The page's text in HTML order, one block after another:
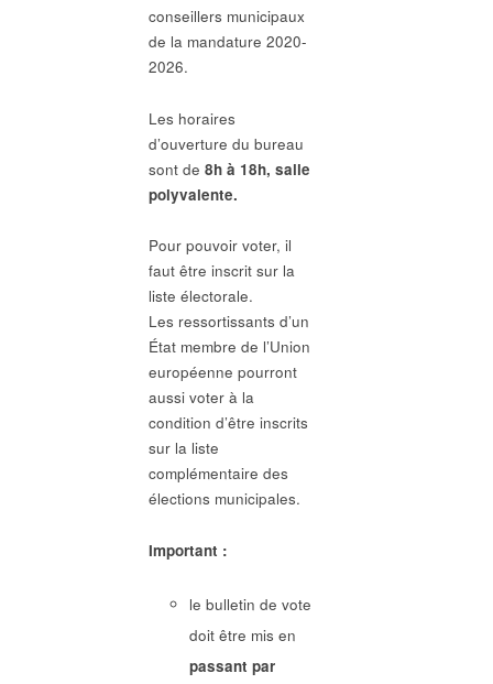
conseillers municipaux
de la mandature 2020-
2026.
Les horaires
d’ouverture du bureau
sont de 8h à 18h, salle
polyvalente.
Pour pouvoir voter, il
faut être inscrit sur la
liste électorale.
Les ressortissants d’un
État membre de l’Union
européenne pourront
aussi voter à la
condition d’être inscrits
sur la liste
complémentaire des
élections municipales.
Important :
le bulletin de vote
doit être mis en
passant par